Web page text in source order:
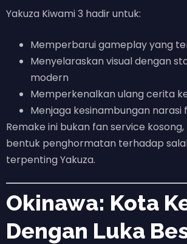
Yakuza Kiwami 3 hadir untuk:
Memperbarui gameplay yang
Menyelaraskan visual dengan
modern
Memperkenalkan ulang cerita
Menjaga kesinambungan narasi
Remake ini bukan fan service
bentuk penghormatan terhadap
terpenting Yakuza.
Okinawa: Kota
Dengan Luka